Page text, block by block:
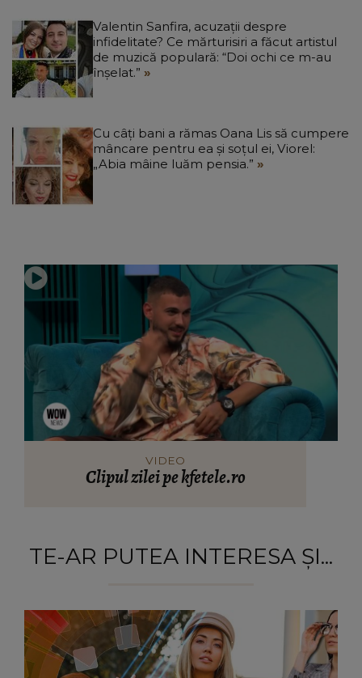
Valentin Sanfira, acuzații despre
infidelitate? Ce mărturisiri a făcut artistul
de muzică populară: “Doi ochi ce m-au
înșelat.”
Cu câți bani a rămas Oana Lis să cumpere
mâncare pentru ea și soțul ei, Viorel:
„Abia mâine luăm pensia.”
VIDEO
Clipul zilei pe kfetele.ro
TE-AR PUTEA INTERESA ȘI...